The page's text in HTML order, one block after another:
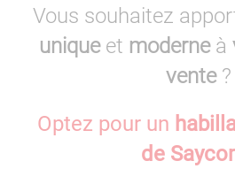
Vous souhaitez
uniqueet moderneà
vente?
Optez pour un
de